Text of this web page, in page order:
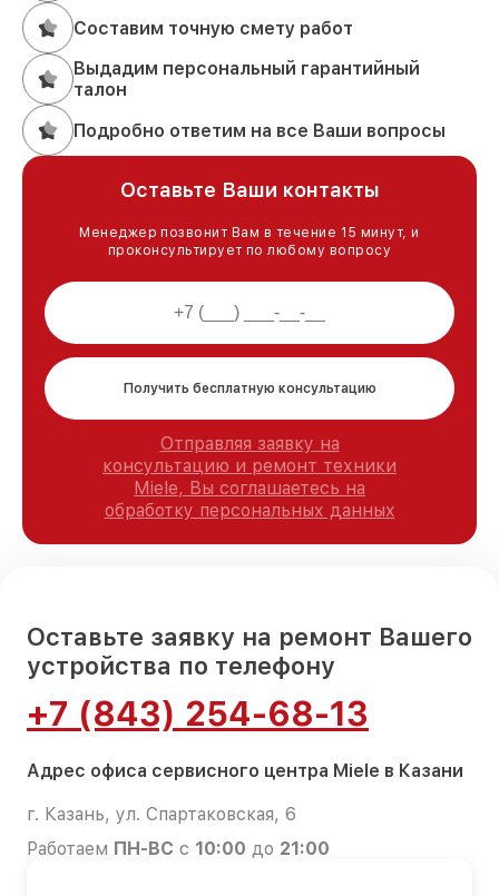
Составим точную смету работ
Выдадим персональный гарантийный
талон
Подробно ответим на все Ваши вопросы
Оставьте Ваши контакты
Менеджер позвонит Вам в течение 15 минут, и
проконсультирует по любому вопросу
Получить бесплатную консультацию
Отправляя заявку на
консультацию и ремонт техники
Miele, Вы соглашаетесь на
обработку персональных данных
Оставьте заявку на ремонт Вашего
устройства по телефону
+7 (843) 254-68-13
Адрес офиса сервисного центра Miele в Казани
г. Казань, ул. Спартаковская, 6
Работаем ПН-ВС с 10:00 до 21:00